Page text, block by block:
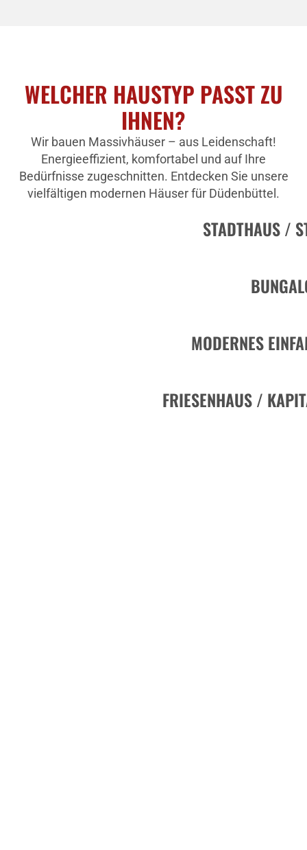
WELCHER HAUSTYP PASST ZU
IHNEN?
Wir bauen Massivhäuser – aus Leidenschaft!
Energieeffizient, komfortabel und auf Ihre
Bedürfnisse zugeschnitten. Entdecken Sie unsere
vielfältigen modernen Häuser für Düdenbüttel.
STADTHAUS /
MODERNES
FRIESENHAUS /